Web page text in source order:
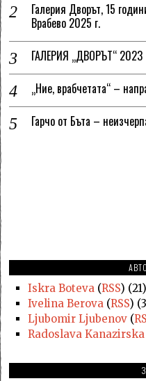
Галерия Дворът, 15
Врабево 2025 г.
ГАЛЕРИЯ „ДВОРЪТ“
„Ние, врабчетата“ –
Гарчо от Бъта –
Iskra Boteva(RSS) (21)
Ivelina Berova(RSS)
Ljubomir Ljubenov(
Radoslava Kanazirska